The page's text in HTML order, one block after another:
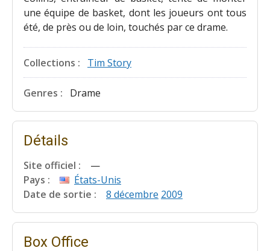
une équipe de basket, dont les joueurs ont tous
été, de près ou de loin, touchés par ce drame.
Collections : Tim Story
Genres : Drame
Détails
Site officiel :
—
Pays :
États-Unis
Date de sortie :
8 décembre 2009
Box Office